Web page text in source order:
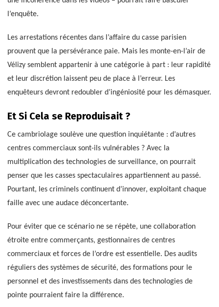
l’enquête.
Les arrestations récentes dans l’affaire du casse parisien
prouvent que la persévérance paie. Mais les monte-en-l’air de
Vélizy semblent appartenir à une catégorie à part : leur rapidité
et leur discrétion laissent peu de place à l’erreur. Les
enquêteurs devront redoubler d’ingéniosité pour les démasquer.
Et Si Cela se Reproduisait ?
Ce cambriolage soulève une question inquiétante : d’autres
centres commerciaux sont-ils vulnérables ? Avec la
multiplication des technologies de surveillance, on pourrait
penser que les casses spectaculaires appartiennent au passé.
Pourtant, les criminels continuent d’innover, exploitant chaque
faille avec une audace déconcertante.
Pour éviter que ce scénario ne se répète, une collaboration
étroite entre commerçants, gestionnaires de centres
commerciaux et forces de l’ordre est essentielle. Des audits
réguliers des systèmes de sécurité, des formations pour le
personnel et des investissements dans des technologies de
pointe pourraient faire la différence.